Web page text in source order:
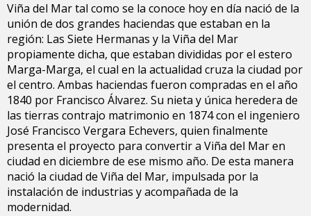
Viña del Mar tal como se la conoce hoy en día nació de la
unión de dos grandes haciendas que estaban en la
región: Las Siete Hermanas y la Viña del Mar
propiamente dicha, que estaban divididas por el estero
Marga-Marga, el cual en la actualidad cruza la ciudad por
el centro. Ambas haciendas fueron compradas en el año
1840 por Francisco Álvarez. Su nieta y única heredera de
las tierras contrajo matrimonio en 1874 con el ingeniero
José Francisco Vergara Echevers, quien finalmente
presenta el proyecto para convertir a Viña del Mar en
ciudad en diciembre de ese mismo año. De esta manera
nació la ciudad de Viña del Mar, impulsada por la
instalación de industrias y acompañada de la
modernidad.